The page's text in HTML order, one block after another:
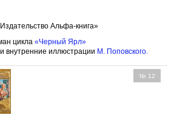
Альфа-книга»
цикла «Черный Ярл»
внутренние иллюстрации М. Поповского
№ 12